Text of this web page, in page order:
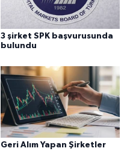
3 şirket SPK başvurusunda
bulundu
Geri Alım Yapan Şirketler